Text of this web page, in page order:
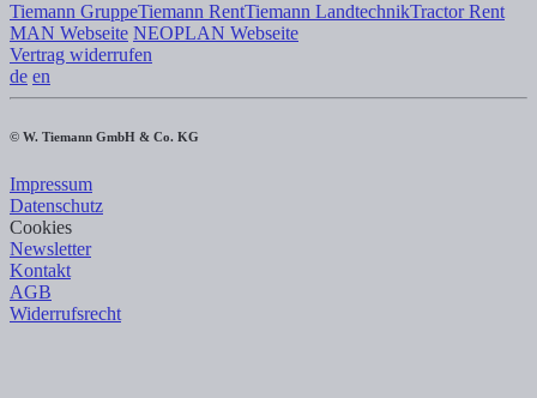
Tiemann GruppeTiemann RentTiemann LandtechnikTractor Rent
MAN Webseite NEOPLAN Webseite
Vertrag widerrufen
de en
© W. Tiemann GmbH & Co. KG
Impressum
Datenschutz
Cookies
Newsletter
Kontakt
AGB
Widerrufsrecht